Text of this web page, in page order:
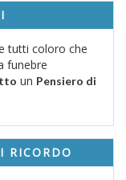
tutti coloro che
funebre
un Pensiero di
RICORDO